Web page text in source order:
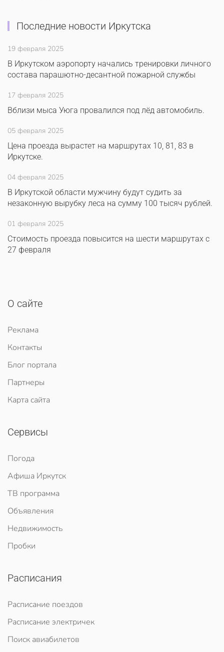
Последние новости Иркутска
19 февраля 2025
В Иркутском аэропорту начались тренировки личного
состава парашютно-десантной пожарной службы
17 февраля 2025
Вблизи мыса Уюга провалился под лёд автомобиль.
05 февраля 2025
Цена проезда вырастет на маршрутах 10, 81, 83 в
Иркутске.
04 февраля 2025
В Иркутской области мужчину будут судить за
незаконную вырубку леса на сумму 100 тысяч рублей.
01 февраля 2025
Стоимость проезда повысится на шести маршрутах с
27 февраля
О сайте
Реклама
Контакты
Блог портала
Партнеры
Карта сайта
Сервисы
Погода
Афиша Иркутск
ТВ программа
Объявления
Недвижимость
Пробки
Расписания
Расписание поездов
Расписание электричек
Поиск авиабилетов